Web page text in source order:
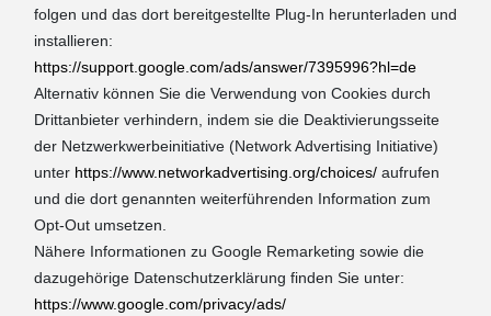
folgen und das dort bereitgestellte Plug-In herunterladen und
installieren:
https://support.google.com/ads/answer/7395996?hl=de
Alternativ können Sie die Verwendung von Cookies durch
Drittanbieter verhindern, indem sie die Deaktivierungsseite
der Netzwerkwerbeinitiative (Network Advertising Initiative)
unter https://www.networkadvertising.org/choices/ aufrufen
und die dort genannten weiterführenden Information zum
Opt-Out umsetzen.
Nähere Informationen zu Google Remarketing sowie die
dazugehörige Datenschutzerklärung finden Sie unter:
https://www.google.com/privacy/ads/